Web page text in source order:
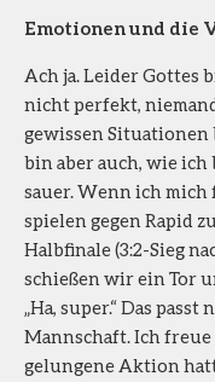
Emotionen und die
Ach ja. Leider Gottes
nicht perfekt,
gewissen
bin aber auch, wie
sauer. Wenn ich
spielen gegen Rapid
Halbfinale (3:2-Sieg
schießen wir ein Tor
„Ha, super.“ Das
Mannschaft. Ich freue
gelungene Aktion